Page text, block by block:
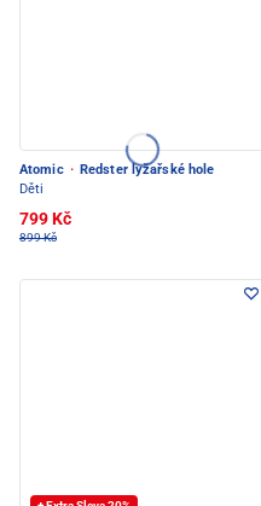
Atomic · Redster lyžařské hole
Děti
799 Kč
899 Kč